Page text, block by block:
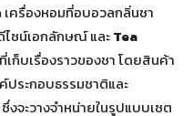
เครื่องหอมที่อบอวลกลิ่นชา
ซน์เอกลักษณ์ และTea
ก็บเรื่องราวของชา โดยสินค้า
ประกอบธรรมชาติและ
จะวางจำหน่ายในรูปแบบเซต